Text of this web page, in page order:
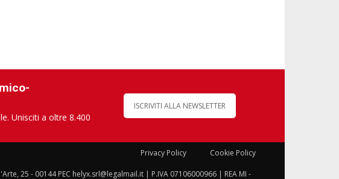
Unisciti a oltre 8.400
ISCRIVITI ALLA NEWSLETTER
Privacy Policy Cookie Policy
25 - 00144 PEC helyx.srl@legalmail.it | P.IVA 07106000966 | REA MI -